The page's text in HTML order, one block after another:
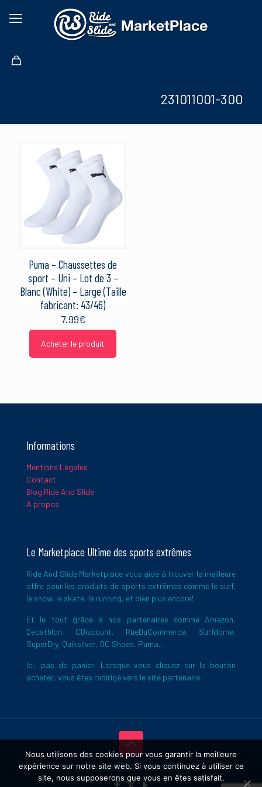
231011001-300
Puma – Chaussettes de
sport – Uni – Lot de 3 –
Blanc (White) – Large (Taille
fabricant: 43/46)
7.99€
Acheter le produit
Informations
Mentions Légales
Contact
Blog Ride And Slide
A propos
Le Marketplace Ultime des sports extrêmes
Ride And Slide Marketplace vous aide à trouver la meilleure
offre pour les produits de sports extrêmes comme le surf,
le snow, le skate, le running, et bien plus encore!
Et le tout grâce à nos partenaires comme Amazon,
Decathlon, CDiscount, RueDuCommerce, Surfdome,
SuperDry, Quiksilver, DC Shoes, Puma...
Ici, pas de panier. Lorsque vous cliquez sur le bouton
acheter, vous êtes redirigé vers le site partenaire.
Copyright © 2026 Ride And Slide
Nous utilisons des cookies pour vous garantir la meilleure
expérience sur notre site web. Si vous continuez à utiliser ce
site, nous supposerons que vous en êtes satisfait.